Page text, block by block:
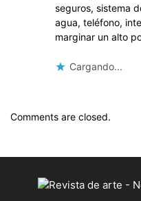
seguros, sistema
agua, teléfono,
marginar un alto
Cargando...
Comments are closed.